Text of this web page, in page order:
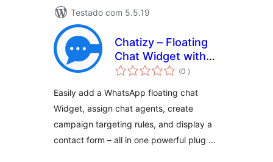
Testado com 5.5.19
Chatizy – Floating
Chat Widget with
Contact Form,
Campaign
Targeting
(0 classificações
)
Easily add a WhatsApp floating chat
Widget, assign chat agents, create
campaign targeting rules, and display a
contact form – all in one powerful plug …